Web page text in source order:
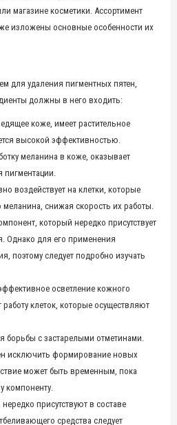
магазине косметики. Ассортимент
изложены основные особенности их
для удаления пигментных пятен,
должны в него входить:
коже, имеет растительное
высокой эффективностью.
меланина в коже, оказывает
пигментации.
воздействует на клетки, которые
снижая скорость их работы.
который нередко присутствует
Однако для его применения
поэтому следует подробно изучать
осветление кожного
клеток, которые осуществляют
борьбы с застарелыми отметинами.
исключить формирование новых
может быть временным, пока
компоненту.
присутствуют в составе
средства следует